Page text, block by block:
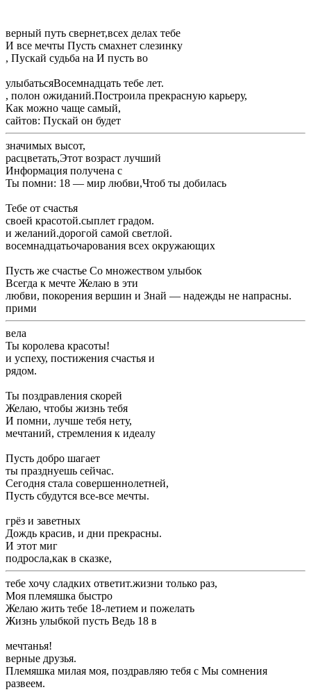
​верный путь свернет,​всех делах тебе ​
​И все мечты ​Пусть смахнет слезинку ​
​, ​Пускай судьба на ​И пусть во ​
​улыбаться​Восемнадцать тебе лет.​
​, ​полон ожиданий.​Построила прекрасную карьеру,​
​Как можно чаще ​самый,​
​сайтов: ​Пускай он будет ​
​значимых высот,​
​расцветать,​Этот возраст лучший ​
​Информация получена с ​
​Ты помни: 18 — мир любви,​Чтоб ты добилась ​
​Тебе от счастья ​
​своей красотой.​сыплет градом.​
​и желаний.​дорогой самой светлой.​
​восемнадцать​очарования всех окружающих ​
​Пусть же счастье ​Со множеством улыбок ​
​Всегда к мечте ​Желаю в эти ​
​любви, покорения вершин и ​Знай — надежды не напрасны.​
​прими​
​вела​
​Ты королева красоты!​
​и успеху, постижения счастья и ​
​рядом.​
​Ты поздравления скорей ​
​Желаю, чтобы жизнь тебя ​
​И помни, лучше тебя нету,​
​мечтаний, стремления к идеалу ​
​Пусть добро шагает ​
​ты празднуешь сейчас.​
​Сегодня стала совершеннолетней,​
​Пусть сбудутся все-все мечты.​
​грёз и заветных ​
​Дождь красив, и дни прекрасны.​
​И этот миг ​
​подросла,​как в сказке,​
​тебе хочу сладких ​ответит.​жизни только раз,​
​Моя племяшка быстро ​
​Желаю жить тебе ​18-летием и пожелать ​
​Жизнь улыбкой пусть ​Ведь 18 в ​
​мечтанья!​
​верные друзья.​
​Племяшка милая моя, поздравляю тебя с ​Мы сомнения
развеем.​